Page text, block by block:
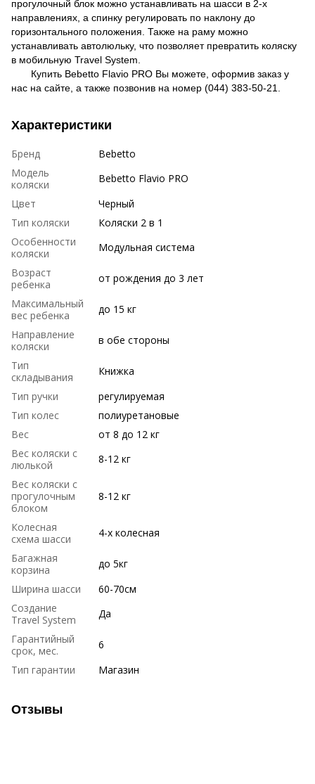
прогулочный блок можно устанавливать на шасси в 2-х
направлениях, а спинку регулировать по наклону до
горизонтального положения. Также на раму можно
устанавливать автолюльку, что позволяет превратить коляску
в мобильную Travel System.
Купить Bebetto Flavio PRO Вы можете, оформив заказ у
нас на сайте, а также позвонив на номер (044) 383-50-21.
Характеристики
Бренд
Bebetto
Модель
коляски
Bebetto Flavio PRO
Цвет
Черный
Тип коляски
Коляски 2 в 1
Особенности
коляски
Модульная система
Возраст
ребенка
от рождения до 3 лет
Максимальный
вес ребенка
до 15 кг
Направление
коляски
в обе стороны
Тип
складывания
Книжка
Тип ручки
регулируемая
Тип колес
полиуретановые
Вес
от 8 до 12 кг
Вес коляски с
люлькой
8-12 кг
Вес коляски с
прогулочным
блоком
8-12 кг
Колесная
схема шасси
4-х колесная
Багажная
корзина
до 5кг
Ширина шасси
60-70см
Создание
Travel System
Да
Гарантийный
срок, мес.
6
Тип гарантии
Магазин
Отзывы